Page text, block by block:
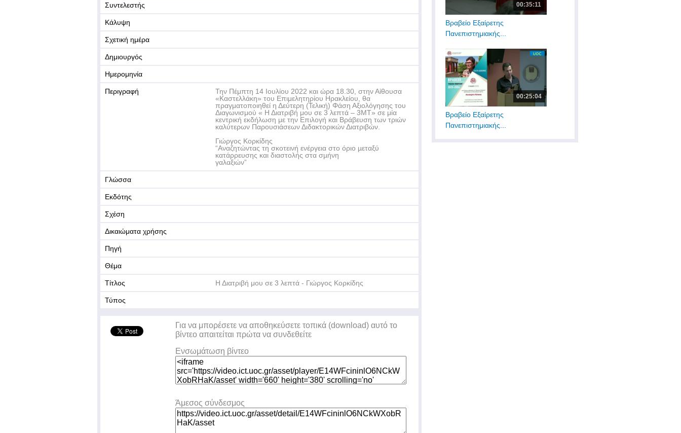
00:35:11
Βραβείο Εξαίρετης
Πανεπιστημιακής...
00:25:04
Βραβείο Εξαίρετης
Πανεπιστημιακής...
Συντελεστής
Κάλυψη
Σχετική ημέρα
Δημιουργός
Ημερομηνία
Περιγραφή
Την Πέμπτη 14 Ιουλίου 2022 και ώρα 18.30, στην Αίθουσα
«Καστελλάκη» του Επιμελητηρίου Ηρακλείου, θα
πραγματοποιηθεί η Δεύτερη (Τελική) Φάση Αξιολόγησης του
Διαγωνισμού « Η Διατριβή μου σε 3 λεπτά – 3ΜΤ» σε μία
κεντρική εκδήλωση με την Επιλογή και Βράβευση των τριών
καλύτερων Παρουσιάσεων Διδακτορικών Διατριβών.
Γιώργος Κορκίδης
“Αναζητώντας τη σκοτεινή ενέργεια στο όριο µεταξύ
κατάρρευσης και διαστολής στα σµήνη
γαλαξιών”
Γλώσσα
Εκδότης
Σχέση
Δικαιώματα χρήσης
Πηγή
Θέμα
Τίτλος Η Διατριβή μου σε 3 λεπτά - Γιώργος Κορκίδης
Τύπος
Για να μπορέσετε να αποθηκεύσετε τοπικά (download) αυτό το
βίντεο απαιτείται πρώτα να συνδεθείτε
Ενσωμάτωση βίντεο
Άμεσος σύνδεσμος